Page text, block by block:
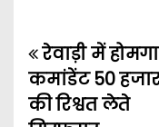
P
o
रेवाड़ी में
कमांडेंट 50
की रिश्वत लेते